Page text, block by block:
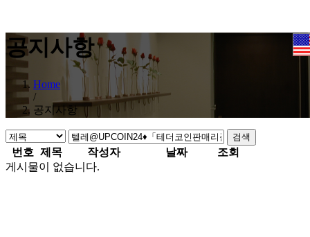
공지사항
Home
/
공지사항
검색
번호 제목 작성자 날짜
조회
게시물이 없습니다.